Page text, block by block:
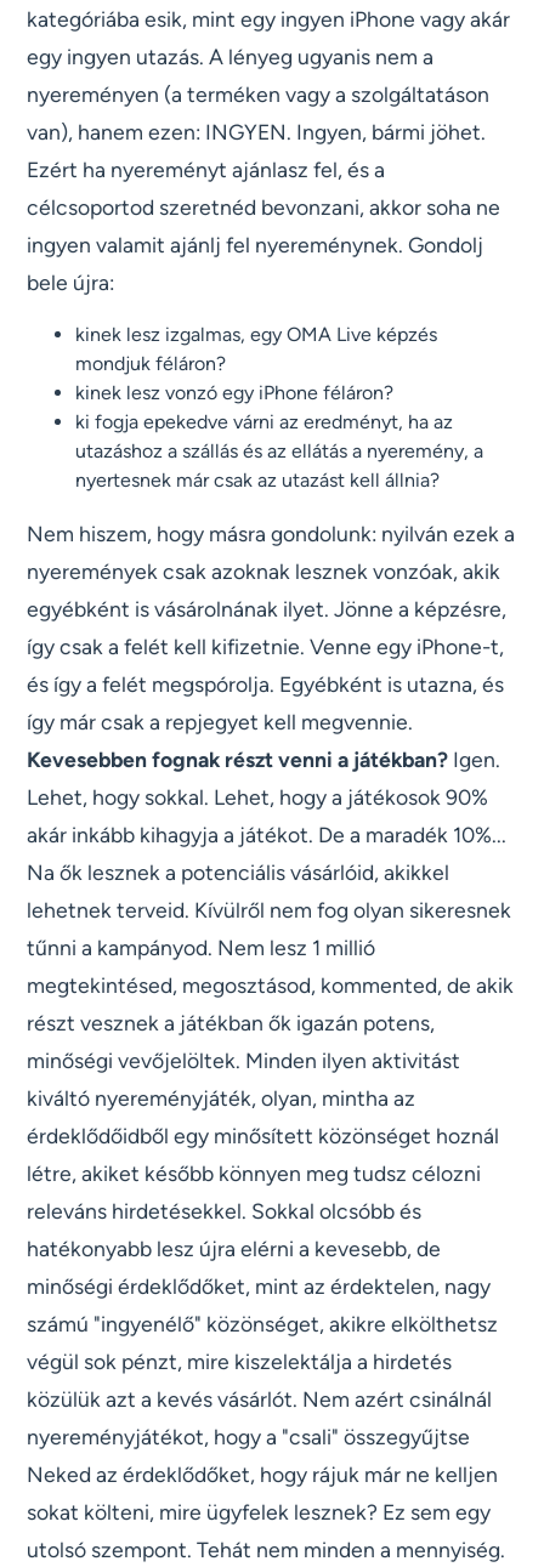
kategóriába esik, mint egy ingyen iPhone vagy akár
egy ingyen utazás. A lényeg ugyanis nem a
nyereményen (a terméken vagy a szolgáltatáson
van), hanem ezen: INGYEN. Ingyen, bármi jöhet.
Ezért ha nyereményt ajánlasz fel, és a
célcsoportod szeretnéd bevonzani, akkor soha ne
ingyen valamit ajánlj fel nyereménynek. Gondolj
bele újra:
kinek lesz izgalmas, egy OMA Live képzés
mondjuk féláron?
kinek lesz vonzó egy iPhone féláron?
ki fogja epekedve várni az eredményt, ha az
utazáshoz a szállás és az ellátás a nyeremény, a
nyertesnek már csak az utazást kell állnia?
Nem hiszem, hogy másra gondolunk: nyilván ezek a
nyeremények csak azoknak lesznek vonzóak, akik
egyébként is vásárolnának ilyet. Jönne a képzésre,
így csak a felét kell kifizetnie. Venne egy iPhone-t,
és így a felét megspórolja. Egyébként is utazna, és
így már csak a repjegyet kell megvennie.
Kevesebben fognak részt venni a játékban? Igen.
Lehet, hogy sokkal. Lehet, hogy a játékosok 90%
akár inkább kihagyja a játékot. De a maradék 10%...
Na ők lesznek a potenciális vásárlóid, akikkel
lehetnek terveid. Kívülről nem fog olyan sikeresnek
tűnni a kampányod. Nem lesz 1 millió
megtekintésed, megosztásod, kommented, de akik
részt vesznek a játékban ők igazán potens,
minőségi vevőjelöltek. Minden ilyen aktivitást
kiváltó nyereményjáték, olyan, mintha az
érdeklődőidből egy minősített közönséget hoznál
létre, akiket később könnyen meg tudsz célozni
releváns hirdetésekkel. Sokkal olcsóbb és
hatékonyabb lesz újra elérni a kevesebb, de
minőségi érdeklődőket, mint az érdektelen, nagy
számú "ingyenélő" közönséget, akikre elkölthetsz
végül sok pénzt, mire kiszelektálja a hirdetés
közülük azt a kevés vásárlót. Nem azért csinálnál
nyereményjátékot, hogy a "csali" összegyűjtse
Neked az érdeklődőket, hogy rájuk már ne kelljen
sokat költeni, mire ügyfelek lesznek? Ez sem egy
utolsó szempont. Tehát nem minden a mennyiség.